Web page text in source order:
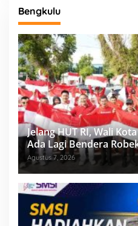
Bengkulu
Jelang HUT RI, Wali
Ada Lagi Bendera
Agustus 7, 2026